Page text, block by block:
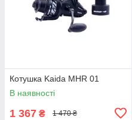
Котушка Kaida MHR 01
В наявності
1 367 ₴ 1 470 ₴